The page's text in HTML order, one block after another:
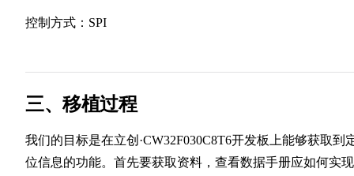
控制方式：SPI
三、移植过程
我们的目标是在立创·CW32F030C8T6开发板上能够获取到
位信息的功能。首先要获取资料，查看数据手册应如何实